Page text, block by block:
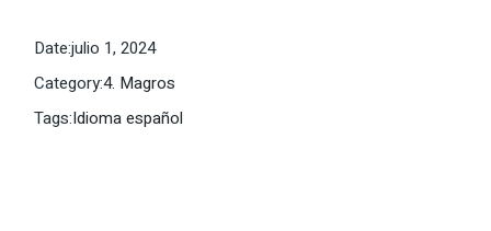
Date:julio 1, 2024
Category:4. Magros
Tags:Idioma español